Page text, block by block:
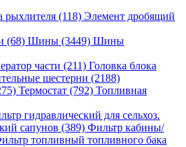
рыхлителя (118) Элемент дробящий
(68) Шины (3449) Шины
части (211) Головка блока
шестерни (2188)
Термостат (792) Топливная
гидравлический для сельхоз.
сапунов (389) Фильтр кабины/
топливный топливного бака